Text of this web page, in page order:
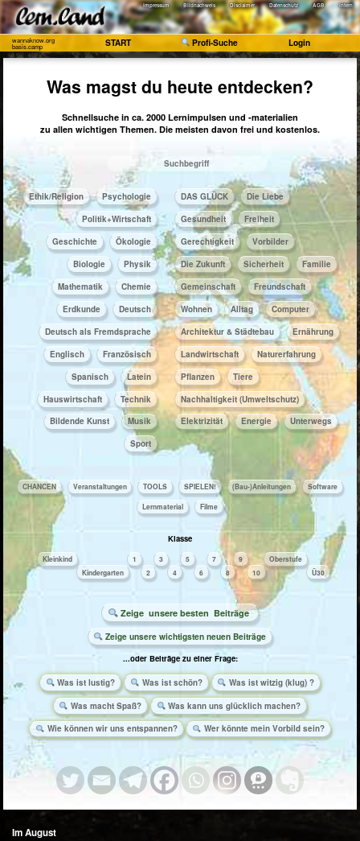
Impressum Bildnachweis Disclaimer Datenschutz AGB Intern
wannaknow.org
basis.camp START Profi-Suche Login
Was magst du heute entdecken?
Schnellsuche in ca. 2000 Lernimpulsen und ‑materialien
zu allen wichtigen Themen. Die meisten davon frei und kostenlos.
​​​​​​​​​​Ethik/​Religion
​​​​​​​​​​Psychologie
​​​​​​​​​Politik+​Wirtschaft
​​​​​​​​Geschichte
​​​​​​​Ökologie
​​​​​​Biologie
​​​​​​Physik
​​​​​Mathematik
​​​​Chemie
​​​​Erdkunde
​​​Deutsch
​​​Deutsch als Fremdsprache
​​​Englisch
​​​Französisch
​​​Spanisch
​​Latein
​Haus­wirtschaft
​Technik
Bildende Kunst
Musik
Sport
DAS GLÜCK
Die Liebe
Gesundheit
Freiheit
Gerechtigkeit
Vorbilder
Die Zukunft
Sicherheit
Familie
Gemeinschaft
Freundschaft
Wohnen
Alltag
Computer
Architektur & Städtebau
Ernährung
Landwirtschaft
Naturerfahrung
Pflanzen
Tiere
Nachhaltigkeit (Umweltschutz)
Elektrizität
Energie Unterwegs
CHANCEN Veranstaltungen TOOLS SPIELEN! (Bau-)Anleitungen
Software
Lernmaterial
Filme
Klasse
​​​​Kleinkind
​​​Kinder­garten
​​1
​​2
​​3
​​4
​​5
​​6
​​7
​​8
​​9
​10
Oberstufe
Ü30
Zeige unsere besten Beiträge
Zeige unsere wichtigsten neuen Beiträge
...oder Beiträge zu einer Frage:
Was ist lustig? Was ist schön? Was ist witzig (klug) ?
Was macht Spaß? Was kann uns glücklich machen?
Wie können wir uns entspannen? Wer könnte mein Vorbild sein?
Im August